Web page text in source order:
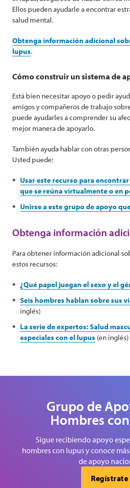
Ellos pueden ayudarle a encontrar
salud mental.
Obtenga información adicional
lupus.
Cómo construir un sistema de
Está bien necesitar apoyo o pedir
amigos y compañeros de trabajo
puede ayudarles a comprender su
mejor manera de apoyarlo.
También ayuda hablar con otras
Usted puede:
Usar este recurso para
que se reúna virtualmente o en
Unirse a este grupo de apoyo
Obtenga información
Para obtener información adicional
estos recursos:
¿Qué papel juegan el sexo y el
Seis hombres hablan sobre sus
inglés)
La serie de expertos: Salud
especiales con el lupus (en inglés)
Grupo de
Hombres
Sigue recibiendo apoyo
hombres con lupus y conoce
de apoyo
Regístrate